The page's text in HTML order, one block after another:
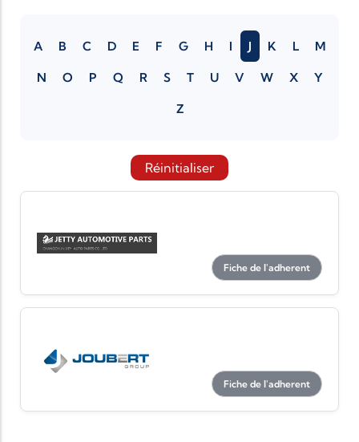
A B C D E F G H I J K L M
N O P Q R S T U V W X Y
Z
Réinitialiser
Fiche de l'adherent
Fiche de l'adherent